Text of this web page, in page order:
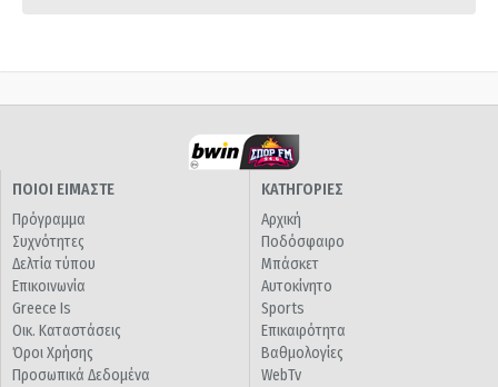
ΠΟΙΟΙ ΕΙΜΑΣΤΕ
Πρόγραμμα
Συχνότητες
Δελτία τύπου
Επικοινωνία
Greece Is
Οικ. Καταστάσεις
Όροι Χρήσης
Προσωπικά Δεδομένα
ΚΑΤΗΓΟΡΙΕΣ
Αρχική
Ποδόσφαιρο
Μπάσκετ
Αυτοκίνητο
Sports
Επικαιρότητα
Βαθμολογίες
WebTv